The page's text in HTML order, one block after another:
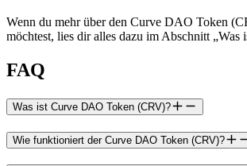
Wenn du mehr über den Curve DAO Token
möchtest, lies dir alles dazu im Abschnitt „Was
FAQ
Was ist Curve DAO Token (CRV)?
Wie funktioniert der Curve DAO Token (CRV)?